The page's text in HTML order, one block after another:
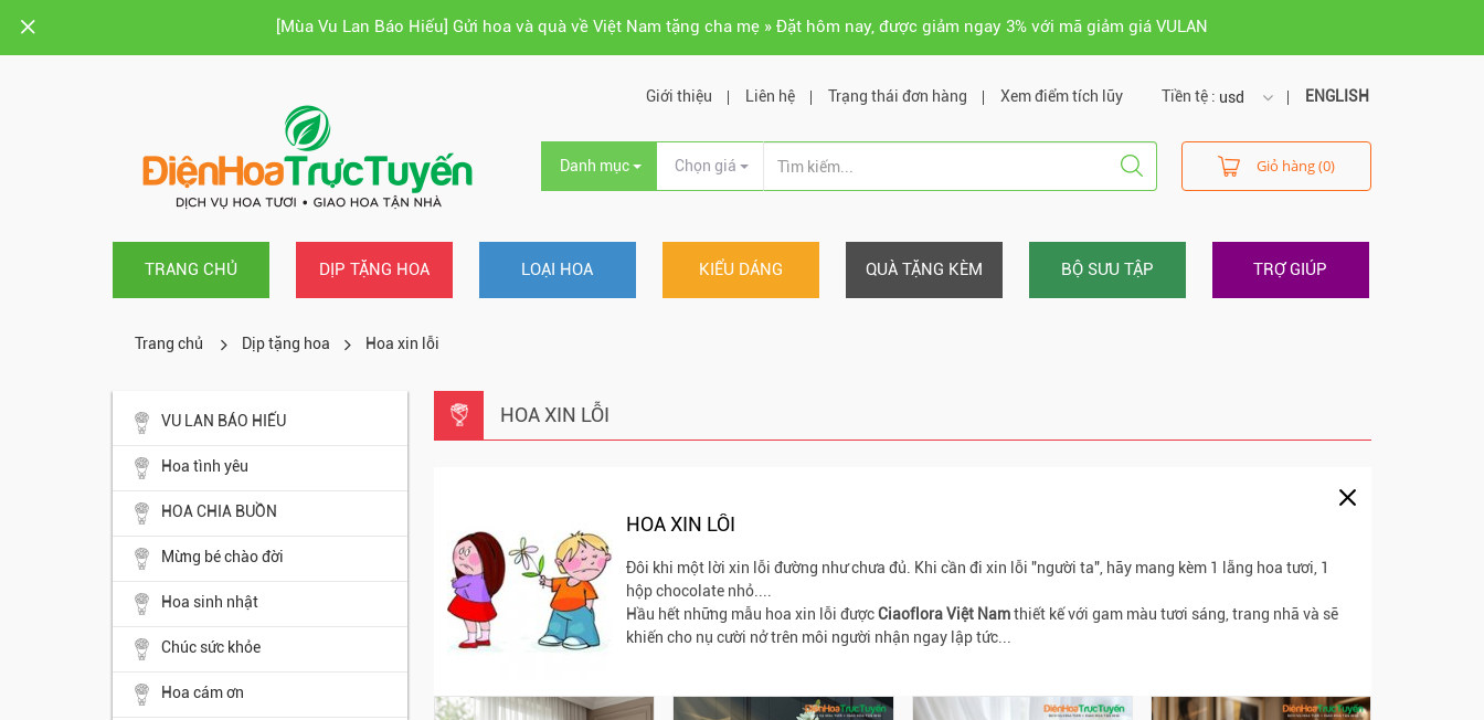
[Mùa Vu Lan Báo Hiếu] Gửi hoa và quà về Việt Nam tặng cha mẹ » Đặt hôm nay, được giảm ngay 3% với mã giảm giá VULAN
Tiền tệ : usd
usd
vnd
ENGLISH
Giới thiệu Liên hệ Trạng thái đơn hàng Xem điểm tích lũy
Danh mục Chọn giá Giỏ hàng (0)
TRANG CHỦ DỊP TẶNG HOA LOẠI HOA KIỂU DÁNG QUÀ TẶNG KÈM BỘ SƯU TẬP TRỢ GIÚP
Trang chủ Dịp tặng hoa Hoa xin lỗi
VU LAN BÁO HIẾU
Hoa tình yêu
HOA CHIA BUỒN
Mừng bé chào đời
Hoa sinh nhật
Chúc sức khỏe
Hoa cám ơn
HOA XIN LỖI
HOA XIN LỖI
Đôi khi một lời xin lỗi đường như chưa đủ. Khi cần đi xin lỗi "người ta", hãy mang kèm 1 lẵng hoa tươi, 1
hộp chocolate nhỏ....
Hầu hết những mẫu hoa xin lỗi đượcCiaoflora Việt Namthiết kế với gam màu tươi sáng, trang nhã và sẽ
khiến cho nụ cười nở trên môi người nhận ngay lập tức...